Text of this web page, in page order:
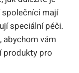
mají
speciální péči.
vám
produkty pro